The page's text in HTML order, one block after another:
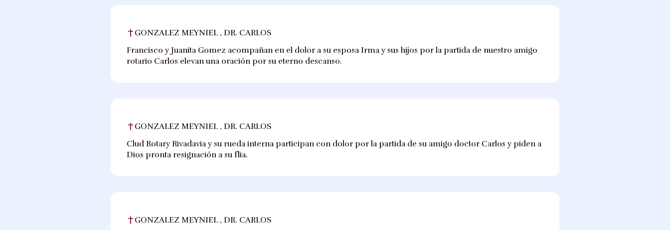
GONZALEZ MEYNIEL , DR. CARLOS
Francisco y Juanita Gomez acompañan en el dolor a su esposa Irma y sus hijos por la partida de nuestro amigo
rotario Carlos elevan una oración por su eterno descanso.
GONZALEZ MEYNIEL , DR. CARLOS
Clud Rotary Rivadavia y su rueda interna participan con dolor por la partida de su amigo doctor Carlos y piden a
Dios pronta resignación a su flia.
GONZALEZ MEYNIEL , DR. CARLOS